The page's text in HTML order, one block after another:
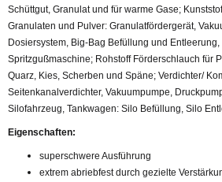
Schüttgut, Granulat und für warme Gase;
Granulaten und Pulver: Granulatfördergerät,
Dosiersystem, Big-Bag Befüllung und
Spritzgußmaschine; Rohstoff Förderschlauch für
Quarz, Kies, Scherben und Späne; Verdichter/
Seitenkanalverdichter, Vakuumpumpe,
Silofahrzeug, Tankwagen: Silo Befüllung, Silo
Eigenschaften:
superschwere Ausführung
extrem abriebfest durch gezielte